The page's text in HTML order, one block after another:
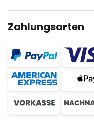
Zahlungsarten